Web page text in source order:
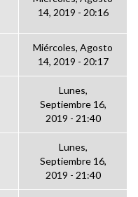
14, 2019 - 20:16
Miércoles, Agosto
14, 2019 - 20:17
Lunes,
Septiembre 16,
2019 - 21:40
Lunes,
Septiembre 16,
2019 - 21:40